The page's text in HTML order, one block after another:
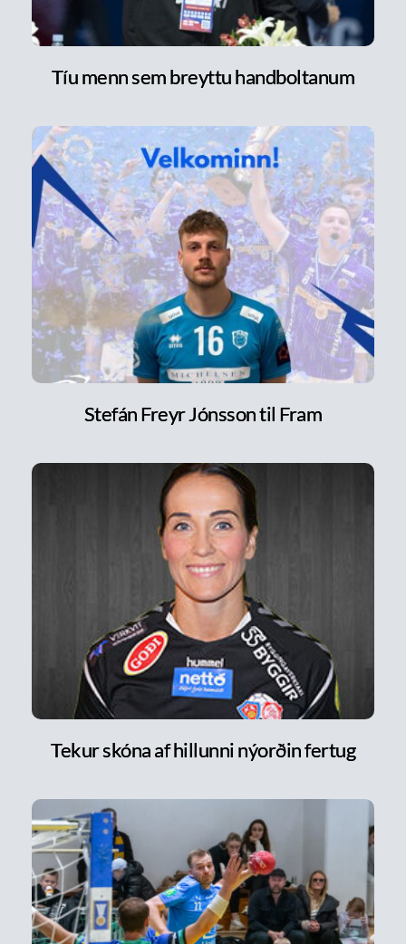
Tíu menn sem breyttu handboltanum
Stefán Freyr Jónsson til Fram
Tekur skóna af hillunni nýorðin fertug